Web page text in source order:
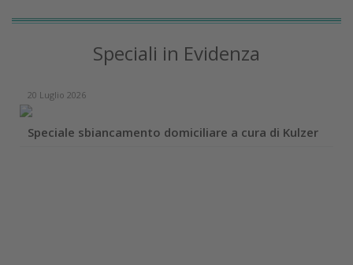
Speciali in Evidenza
20 Luglio 2026
Speciale sbiancamento domiciliare a cura di Kulzer